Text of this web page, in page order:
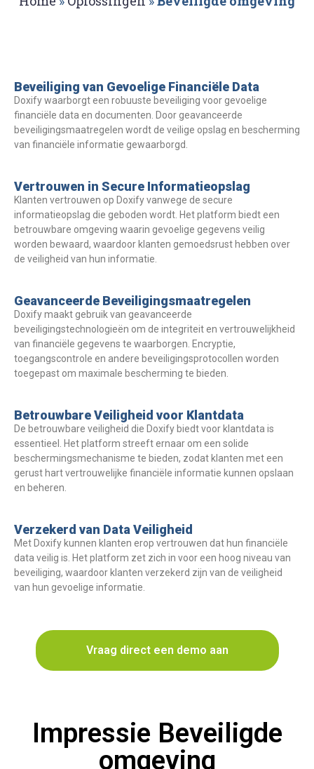
Beveiliging van Gevoelige Financiële Data
Doxify waarborgt een robuuste beveiliging voor gevoelige
financiële data en documenten. Door geavanceerde
beveiligingsmaatregelen wordt de veilige opslag en bescherming
van financiële informatie gewaarborgd.
Vertrouwen in Secure Informatieopslag
Klanten vertrouwen op Doxify vanwege de secure
informatieopslag die geboden wordt. Het platform biedt een
betrouwbare omgeving waarin gevoelige gegevens veilig
worden bewaard, waardoor klanten gemoedsrust hebben over
de veiligheid van hun informatie.
Geavanceerde Beveiligingsmaatregelen
Doxify maakt gebruik van geavanceerde
beveiligingstechnologieën om de integriteit en vertrouwelijkheid
van financiële gegevens te waarborgen. Encryptie,
toegangscontrole en andere beveiligingsprotocollen worden
toegepast om maximale bescherming te bieden.
Betrouwbare Veiligheid voor Klantdata
De betrouwbare veiligheid die Doxify biedt voor klantdata is
essentieel. Het platform streeft ernaar om een solide
beschermingsmechanisme te bieden, zodat klanten met een
gerust hart vertrouwelijke financiële informatie kunnen opslaan
en beheren.
Verzekerd van Data Veiligheid
Met Doxify kunnen klanten erop vertrouwen dat hun financiële
data veilig is. Het platform zet zich in voor een hoog niveau van
beveiliging, waardoor klanten verzekerd zijn van de veiligheid
van hun gevoelige informatie.
Vraag direct een demo aan
Impressie Beveiligde
omgeving